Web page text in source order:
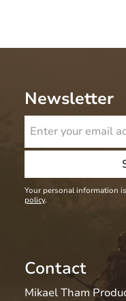
Newsletter
Your personal information
policy.
Contact
Mikael Tham